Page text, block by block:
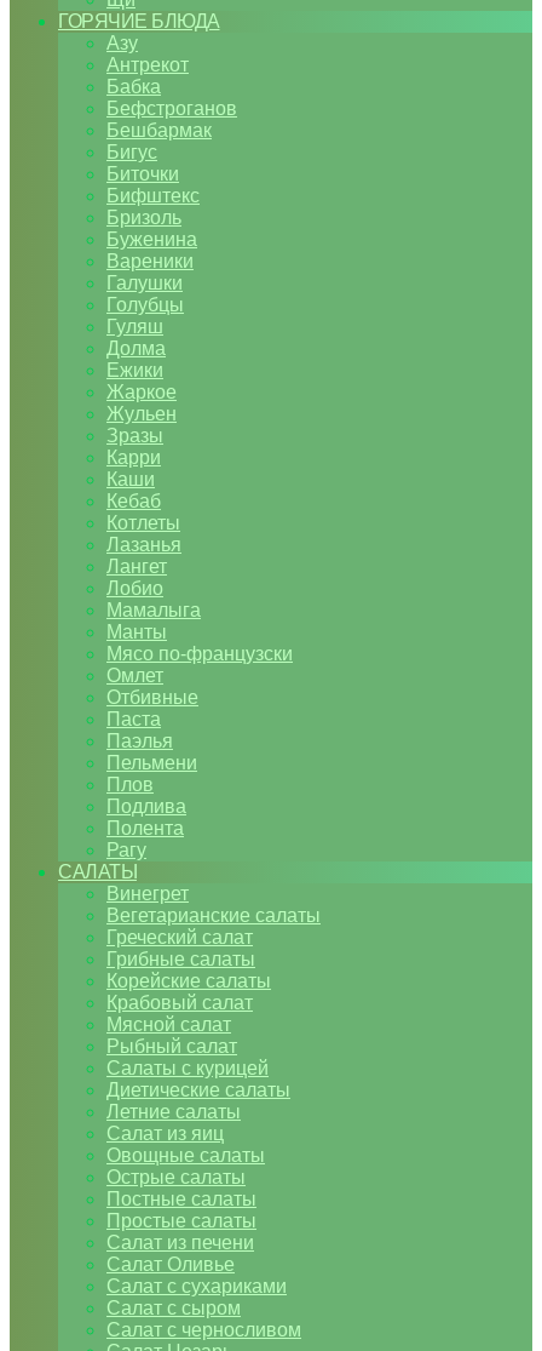
ГОРЯЧИЕ БЛЮДА
Азу
Антрекот
Бабка
Бефстроганов
Бешбармак
Бигус
Биточки
Бифштекс
Бризоль
Буженина
Вареники
Галушки
Голубцы
Гуляш
Долма
Ежики
Жаркое
Жульен
Зразы
Карри
Каши
Кебаб
Котлеты
Лазанья
Лангет
Лобио
Мамалыга
Манты
Мясо по-французски
Омлет
Отбивные
Паста
Паэлья
Пельмени
Плов
Подлива
Полента
Рагу
САЛАТЫ
Винегрет
Вегетарианские салаты
Греческий салат
Грибные салаты
Корейские салаты
Крабовый салат
Мясной салат
Рыбный салат
Салаты с курицей
Диетические салаты
Летние салаты
Салат из яиц
Овощные салаты
Острые салаты
Постные салаты
Простые салаты
Салат из печени
Салат Оливье
Салат с сухариками
Салат с сыром
Салат с черносливом